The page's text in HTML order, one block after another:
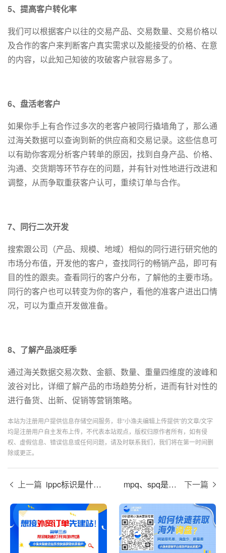
5、提高客户转化率
我们可以根据客户以往的交易产品、交易数量、交易价格以
及合作的客户来判断客户真实需求以及能接受的价格、在意
的内容，以此知己知彼的攻破客户就容易多了。
6、盘活老客户
如果你手上有合作过多次的老客户被同行撬墙角了，那么通
过海关数据可以查询到新的供应商和交易记录。这些信息可
以有助你客观分析客户转单的原因，找到自身产品、价格、
沟通、交货期等环节存在的问题，并有针对性地进行改进和
调整，从而争取重获客户认可，重续订单与合作。
7、同行二次开发
搜索跟公司（产品、规模、地域）相似的同行进行研究他的
市场分布值，开发他的客户，查找同行的畅销产品，即可有
目的性的跟卖。查看同行的客户分布，了解他的主要市场。
同行的客户也可以转变为你的客户，看他的准客户进出口情
况，可以为重点开发做准备。
8、了解产品淡旺季
通过海关数据交易次数、金额、数量、重量四维度的波峰和
波谷对比，详细了解产品的市场趋势分析，进而有针对性的
进行备货、出新、促销等营销策略。
本站为注册用户提供信息存储空间服务，非“小渔夫编辑上传提供”的文章/文字
均是注册用户自主发布上传，不代表本站观点，版权归原作者所有，如有侵
权、虚假信息、错误信息或任何问题，请及时联系我们，我们将在第一时间删
除或更正。
上一篇 ippc标识是什么？ mpq、spq是什么意思？ 下一篇